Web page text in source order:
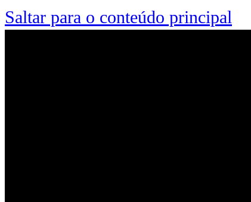
Saltar para o conteúdo principal